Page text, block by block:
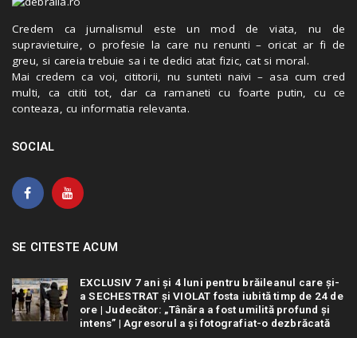
Credem ca jurnalismul este un mod de viata, nu de
supravietuire, o profesie la care nu renunti – oricat ar fi de
greu, si careia trebuie sa i te dedici atat fizic, cat si moral.
Mai credem ca voi, cititorii, nu sunteti naivi – asa cum cred
multi, ca cititi tot, dar ca ramaneti cu foarte putin, cu ce
conteaza, cu informatia relevanta.
SOCIAL
SE CITESTE ACUM
EXCLUSIV 7 ani și 4 luni pentru brăileanul care și-
a SECHESTRAT și VIOLAT fosta iubită timp de 24 de
ore | Judecător: „Tânăra a fost umilită profund și
intens” | Agresorul a și fotografiat-o dezbrăcată